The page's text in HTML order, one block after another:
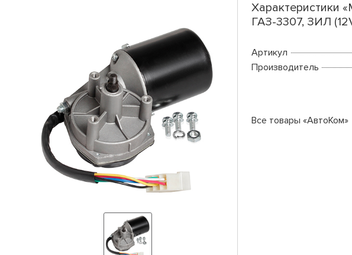
Характеристики
ГАЗ-3307, ЗИЛ
Артикул
Производитель
Все товары «АвтоКом»